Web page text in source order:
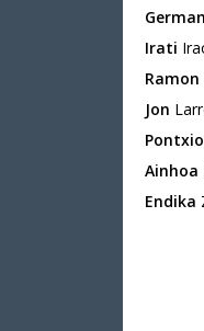
German
Irati
Ramon
Jon
Pontxio
Ainhoa
Endika